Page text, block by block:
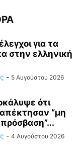
για τα
στην ελληνική
- 5 Αυγούστου 2026
ότι
“μη
- 4 Αυγούστου 2026